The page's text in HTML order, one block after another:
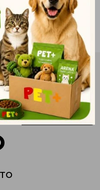
novedades!
SUSCRIBIRME